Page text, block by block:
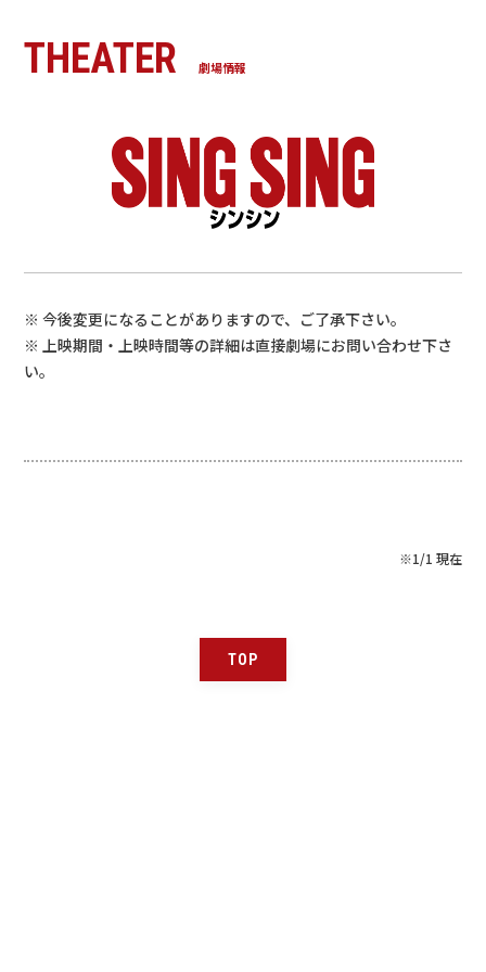
THEATER 劇場情報
※ 今後変更になることがありますので、ご了承下さい。
※ 上映期間・上映時間等の詳細は直接劇場にお問い合わせ下さ
い。
※1/1 現在
TOP